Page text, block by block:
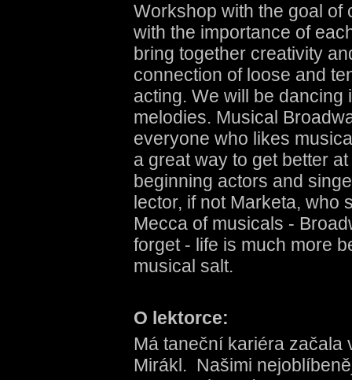
Workshop with the goal of
with the importance of
bring together creativity
connection of loose and
acting. We will be dancing
melodies. Musical
everyone who likes
a great way to get better
beginning actors and
lector, if not Marketa, who
Mecca of musicals -
forget - life is much more
musical salt.
O lektorce:
Má taneční kariéra začala
Mirákl. Našimi